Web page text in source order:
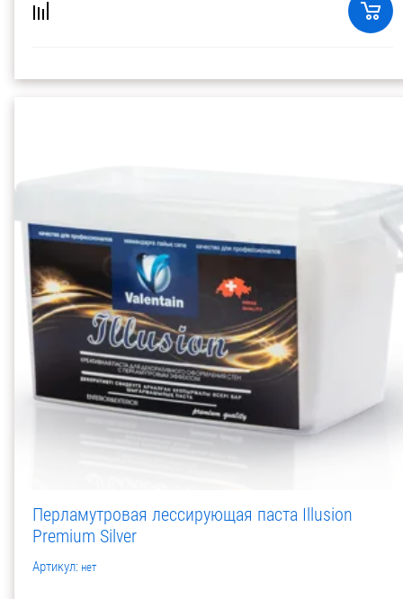
Перламутровая лессирующая паста Illusion
Premium Silver
Артикул: нет